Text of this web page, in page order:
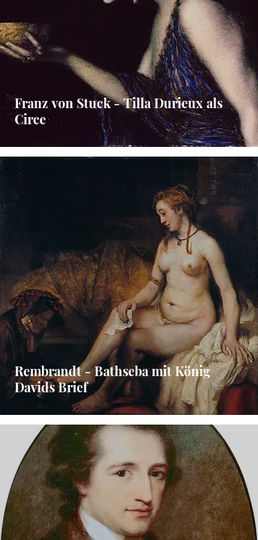
Franz von Stuck - Tilla Durieux als
Circe
Rembrandt - Bathseba mit König
Davids Brief